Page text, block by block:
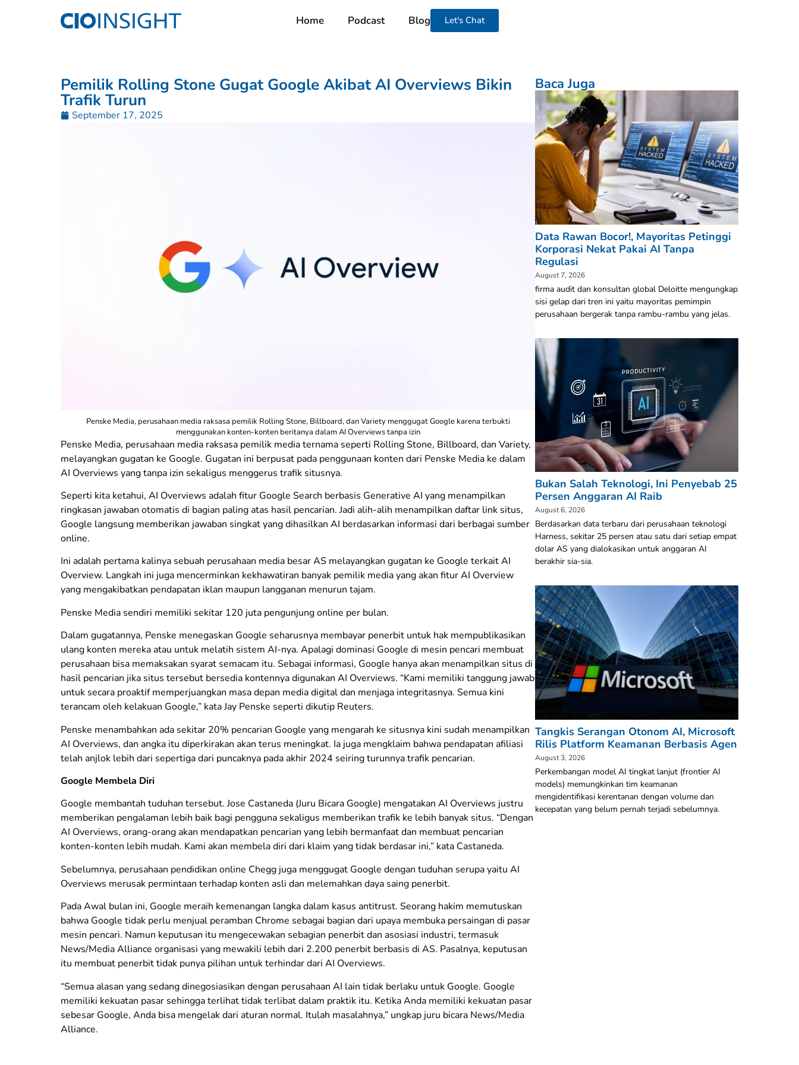
Home Podcast Blog Let's Chat
Pemilik Rolling Stone Gugat Google Akibat AI Overviews Bikin
Trafik Turun
September 17, 2025
Penske Media, perusahaan media raksasa pemilik Rolling Stone, Billboard, dan Variety menggugat Google karena terbukti
menggunakan konten-konten beritanya dalam AI Overviews tanpa izin
Penske Media, perusahaan media raksasa pemilik media ternama seperti Rolling Stone, Billboard, dan Variety,
melayangkan gugatan ke Google. Gugatan ini berpusat pada penggunaan konten dari Penske Media ke dalam
AI Overviews yang tanpa izin sekaligus menggerus trafik situsnya.
Seperti kita ketahui, AI Overviews adalah fitur Google Search berbasis Generative AI yang menampilkan
ringkasan jawaban otomatis di bagian paling atas hasil pencarian. Jadi alih-alih menampilkan daftar link situs,
Google langsung memberikan jawaban singkat yang dihasilkan AI berdasarkan informasi dari berbagai sumber
online.
Ini adalah pertama kalinya sebuah perusahaan media besar AS melayangkan gugatan ke Google terkait AI
Overview. Langkah ini juga mencerminkan kekhawatiran banyak pemilik media yang akan fitur AI Overview
yang mengakibatkan pendapatan iklan maupun langganan menurun tajam.
Penske Media sendiri memiliki sekitar 120 juta pengunjung online per bulan.
Dalam gugatannya, Penske menegaskan Google seharusnya membayar penerbit untuk hak mempublikasikan
ulang konten mereka atau untuk melatih sistem AI-nya. Apalagi dominasi Google di mesin pencari membuat
perusahaan bisa memaksakan syarat semacam itu. Sebagai informasi, Google hanya akan menampilkan situs di
hasil pencarian jika situs tersebut bersedia kontennya digunakan AI Overviews. “Kami memiliki tanggung jawab
untuk secara proaktif memperjuangkan masa depan media digital dan menjaga integritasnya. Semua kini
terancam oleh kelakuan Google,” kata Jay Penske seperti dikutip Reuters.
Penske menambahkan ada sekitar 20% pencarian Google yang mengarah ke situsnya kini sudah menampilkan
AI Overviews, dan angka itu diperkirakan akan terus meningkat. Ia juga mengklaim bahwa pendapatan afiliasi
telah anjlok lebih dari sepertiga dari puncaknya pada akhir 2024 seiring turunnya trafik pencarian.
Google Membela Diri
Google membantah tuduhan tersebut. Jose Castaneda (Juru Bicara Google) mengatakan AI Overviews justru
memberikan pengalaman lebih baik bagi pengguna sekaligus memberikan trafik ke lebih banyak situs. “Dengan
AI Overviews, orang-orang akan mendapatkan pencarian yang lebih bermanfaat dan membuat pencarian
konten-konten lebih mudah. Kami akan membela diri dari klaim yang tidak berdasar ini,” kata Castaneda.
Sebelumnya, perusahaan pendidikan online Chegg juga menggugat Google dengan tuduhan serupa yaitu AI
Overviews merusak permintaan terhadap konten asli dan melemahkan daya saing penerbit.
Pada Awal bulan ini, Google meraih kemenangan langka dalam kasus antitrust. Seorang hakim memutuskan
bahwa Google tidak perlu menjual peramban Chrome sebagai bagian dari upaya membuka persaingan di pasar
mesin pencari. Namun keputusan itu mengecewakan sebagian penerbit dan asosiasi industri, termasuk
News/Media Alliance organisasi yang mewakili lebih dari 2.200 penerbit berbasis di AS. Pasalnya, keputusan
itu membuat penerbit tidak punya pilihan untuk terhindar dari AI Overviews.
“Semua alasan yang sedang dinegosiasikan dengan perusahaan AI lain tidak berlaku untuk Google. Google
memiliki kekuatan pasar sehingga terlihat tidak terlibat dalam praktik itu. Ketika Anda memiliki kekuatan pasar
sebesar Google, Anda bisa mengelak dari aturan normal. Itulah masalahnya,” ungkap juru bicara News/Media
Alliance.
Baca Juga
Data Rawan Bocor!, Mayoritas Petinggi
Korporasi Nekat Pakai AI Tanpa
Regulasi
August 7, 2026
firma audit dan konsultan global Deloitte mengungkap
sisi gelap dari tren ini yaitu mayoritas pemimpin
perusahaan bergerak tanpa rambu-rambu yang jelas.
Bukan Salah Teknologi, Ini Penyebab 25
Persen Anggaran AI Raib
August 6, 2026
Berdasarkan data terbaru dari perusahaan teknologi
Harness, sekitar 25 persen atau satu dari setiap empat
dolar AS yang dialokasikan untuk anggaran AI
berakhir sia-sia.
Tangkis Serangan Otonom AI, Microsoft
Rilis Platform Keamanan Berbasis Agen
August 3, 2026
Perkembangan model AI tingkat lanjut (frontier AI
models) memungkinkan tim keamanan
mengidentifikasi kerentanan dengan volume dan
kecepatan yang belum pernah terjadi sebelumnya.